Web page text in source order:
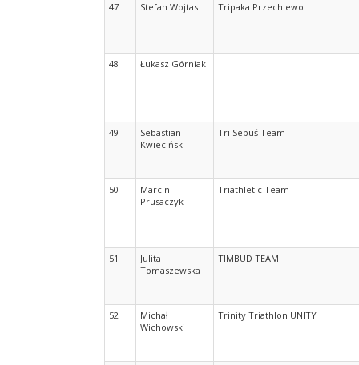
47 Stefan Wojtas Tripaka Przechlewo
48 Łukasz Górniak
49
Sebastian
Kwieciński
Tri Sebuś Team
50
Marcin
Prusaczyk
Triathletic Team
51
Julita
Tomaszewska
TIMBUD TEAM
52
Michał
Wichowski
Trinity Triathlon UNITY